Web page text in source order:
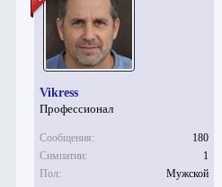
Vikress
Профессионал
Сообщения:
180
Симпатии:
1
Пол:
Мужской